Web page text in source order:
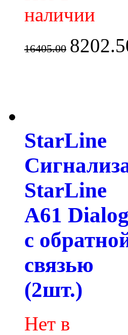
наличии
16405.00
StarLine
StarLine
A61 Dialog
с
связью
(2шт.)
Нет в